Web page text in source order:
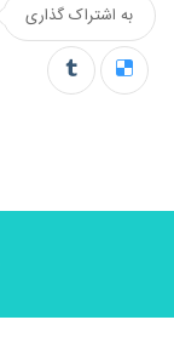
به اشتراک گذاری